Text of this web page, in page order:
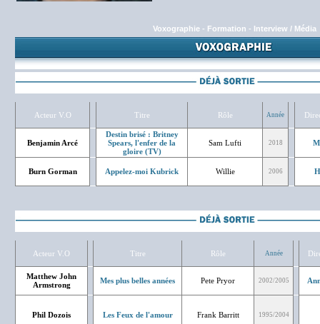
Voxographie - Formation - Interview / Média
Acteur V.O Titre Rôle Année
Benjamin Arcé
Destin brisé : Britney
Spears, l'enfer de la
gloire (TV)
Sam Lufti 2018
Burn Gorman Appelez-moi Kubrick Willie 2006
Acteur V.O Titre Rôle Année
Matthew John
Armstrong
Mes plus belles années Pete Pryor 2002/2005
Phil Dozois Les Feux de l'amour Frank Barritt 1995/2004